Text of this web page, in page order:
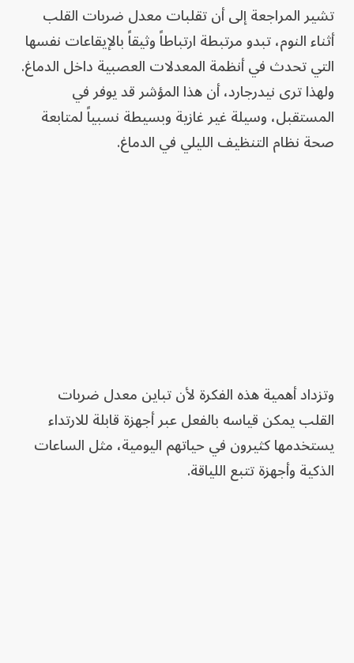
تشير المراجعة إلى أن تقلبات معدل ضربات القلب
أثناء النوم، تبدو مرتبطة ارتباطاً وثيقاً بالإيقاعات نفسها
التي تحدث في أنظمة المعدلات العصبية داخل الدماغ.
ولهذا ترى نيدرجارد، أن هذا المؤشر قد يوفر في
المستقبل، وسيلة غير غازية وبسيطة نسبياً لمتابعة
صحة نظام التنظيف الليلي في الدماغ.
وتزداد أهمية هذه الفكرة لأن تباين معدل ضربات
القلب يمكن قياسه بالفعل عبر أجهزة قابلة للارتداء
يستخدمها كثيرون في حياتهم اليومية، مثل الساعات
الذكية وأجهزة تتبع اللياقة.